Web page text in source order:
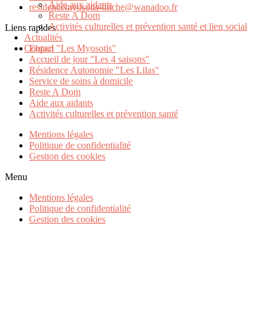
Aide aux aidants
Reste A Dom
Activités culturelles et prévention santé et lien social
Actualités
Contact
residencemyosotis-bitche@wanadoo.fr
Liens rapides
Ehpad "Les Myosotis"
Accueil de jour "Les 4 saisons"
Résidence Autonomie "Les Lilas"
Service de soins à domicile
Reste A Dom
Aide aux aidants
Activités culturelles et prévention santé
Mentions légales
Politique de confidentialité
Gestion des cookies
Menu
Mentions légales
Politique de confidentialité
Gestion des cookies